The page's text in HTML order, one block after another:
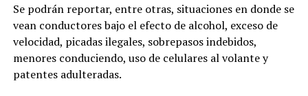
Se podrán reportar, entre otras, situaciones en donde se
vean conductores bajo el efecto de alcohol, exceso de
velocidad, picadas ilegales, sobrepasos indebidos,
menores conduciendo, uso de celulares al volante y
patentes adulteradas.